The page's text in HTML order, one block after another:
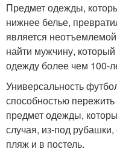
Предмет одежды,
нижнее белье,
является
найти мужчину,
одежду более чем 100-
Универсальность
способностью
предмет одежды,
случая, из-под
пляж и в постель.